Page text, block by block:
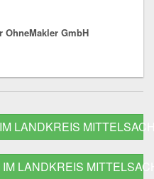
OhneMakler GmbH
LANDKREIS
LANDKREIS